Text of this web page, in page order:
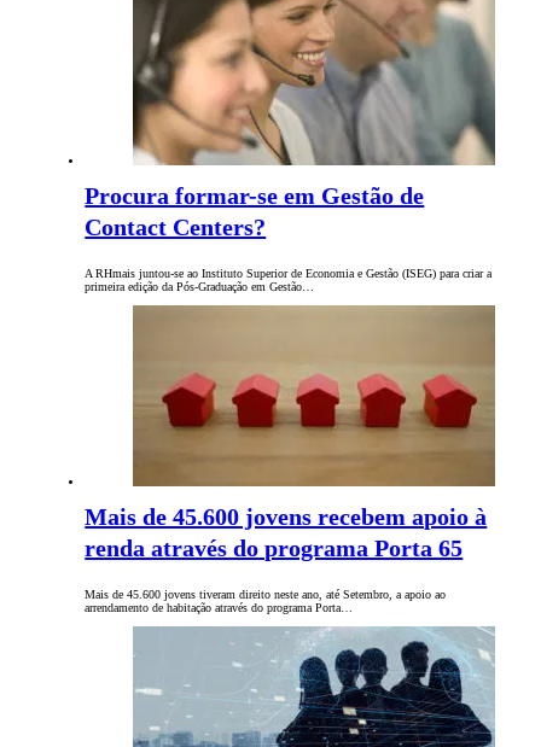
Procura formar-se em Gestão de
Contact Centers?
A RHmais juntou-se ao Instituto Superior de Economia e Gestão (ISEG) para criar a
primeira edição da Pós-Graduação em Gestão…
Mais de 45.600 jovens recebem apoio à
renda através do programa Porta 65
Mais de 45.600 jovens tiveram direito neste ano, até Setembro, a apoio ao
arrendamento de habitação através do programa Porta…